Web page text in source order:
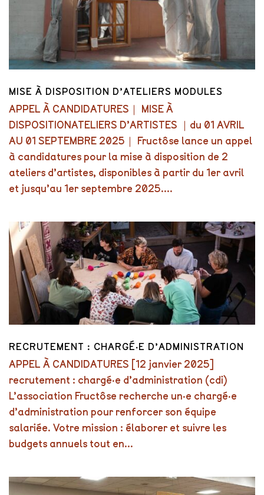
MISE À DISPOSITION D’ATELIERS MODULES
APPEL À CANDIDATURES｜ MISE À
DISPOSITIONATELIERS D’ARTISTES ｜du 01 AVRIL
AU 01 SEPTEMBRE 2025｜ Fructôse lance un appel
à candidatures pour la mise à disposition de 2
ateliers d’artistes, disponibles à partir du 1er avril
et jusqu’au 1er septembre 2025....
RECRUTEMENT : CHARGÉ·E D’ADMINISTRATION
APPEL À CANDIDATURES [12 janvier 2025]
recrutement : chargé·e d’administration (cdi)
L’association Fructôse recherche un·e chargé·e
d’administration pour renforcer son équipe
salariée. Votre mission : élaborer et suivre les
budgets annuels tout en...